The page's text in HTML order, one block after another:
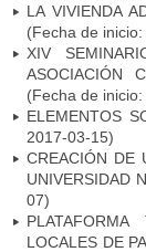
LA VIVIENDA
(Fecha de
XIV
ASOCIACIÓN
(Fecha de
ELEMENTOS
2017-03-15)
CREACIÓN DE
UNIVERSIDAD
07)
LOCALES DE